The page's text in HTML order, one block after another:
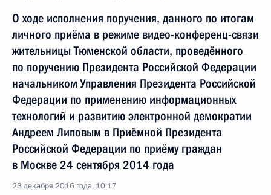
О ходе исполнения поручения, данного по итогам
личного приёма в режиме видео-конференц-связи
жительницы Тюменской области, проведённого
по поручению Президента Российской Федерации
начальником Управления Президента Российской
Федерации по применению информационных
технологий и развитию электронной демократии
Андреем Липовым в Приёмной Президента
Российской Федерации по приёму граждан
в Москве 24 сентября 2014 года
23 декабря 2016 года, 10:17